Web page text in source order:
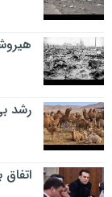
رشد